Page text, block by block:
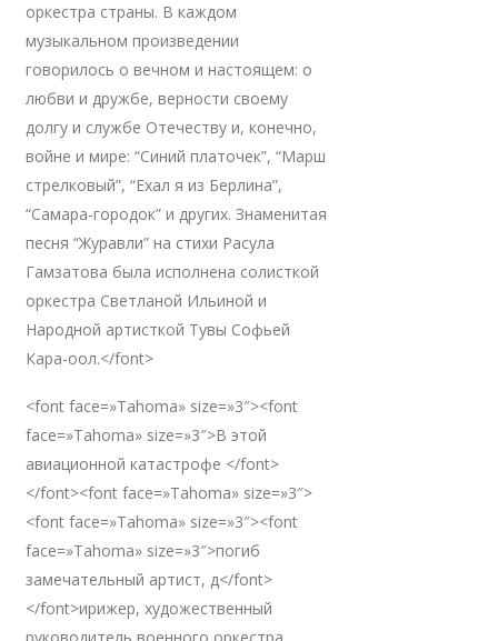
оркестра страны. В каждом
музыкальном произведении
говорилось о вечном и настоящем: о
любви и дружбе, верности своему
долгу и службе Отечеству и, конечно,
войне и мире: “Синий платочек”, “Марш
стрелковый”, “Ехал я из Берлина”,
“Самара-городок” и других. Знаменитая
песня “Журавли” на стихи Расула
Гамзатова была исполнена солисткой
оркестра Светланой Ильиной и
Народной артисткой Тувы Софьей
Кара-оол.</font>
<font face=»Tahoma» size=»3″><font
face=»Tahoma» size=»3″>В этой
авиационной катастрофе </font>
</font><font face=»Tahoma» size=»3″>
<font face=»Tahoma» size=»3″><font
face=»Tahoma» size=»3″>погиб
замечательный артист, д</font>
</font>ирижер, художественный